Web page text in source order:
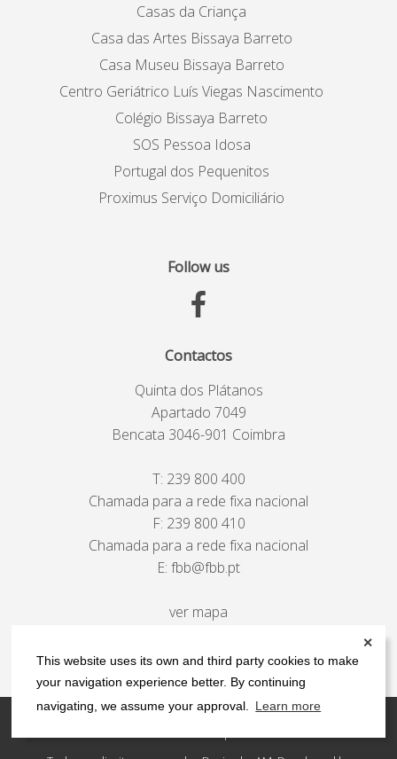
This website uses its own and third party cookies to make
your navigation experience better. By continuing
navigating, we assume your approval.
Learn more
✕
Casas da Criança
Casa das Artes Bissaya Barreto
Casa Museu Bissaya Barreto
Centro Geriátrico Luís Viegas Nascimento
Colégio Bissaya Barreto
SOS Pessoa Idosa
Portugal dos Pequenitos
Proximus Serviço Domiciliário
Follow us
Contactos
Quinta dos Plátanos
Apartado 7049
Bencata 3046-901 Coimbra
T: 239 800 400
Chamada para a rede fixa nacional
F: 239 800 410
Chamada para a rede fixa nacional
E: fbb@fbb.pt
ver mapa